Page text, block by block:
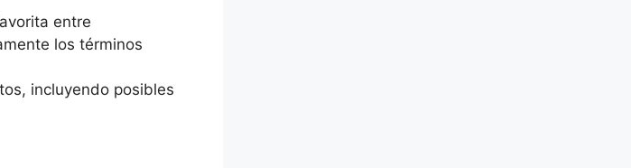
entre
los términos
incluyendo posibles